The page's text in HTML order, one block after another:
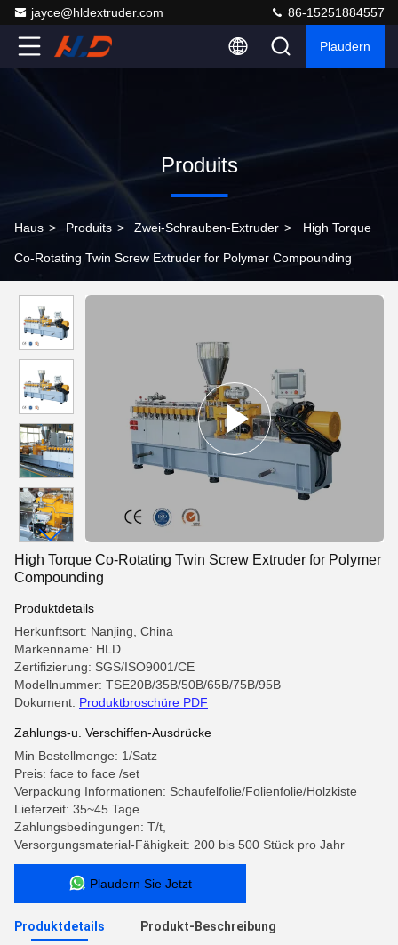
jayce@hldextruder.com 86-15251884557
Plaudern
Produits
Haus > Produits > Zwei-Schrauben-Extruder > High Torque
Co-Rotating Twin Screw Extruder for Polymer Compounding
High Torque Co-Rotating Twin Screw Extruder for Polymer
Compounding
Produktdetails
Herkunftsort: Nanjing, China
Markenname: HLD
Zertifizierung: SGS/ISO9001/CE
Modellnummer: TSE20B/35B/50B/65B/75B/95B
Dokument: Produktbroschüre PDF
Zahlungs-u. Verschiffen-Ausdrücke
Min Bestellmenge: 1/Satz
Preis: face to face /set
Verpackung Informationen: Schaufelfolie/Folienfolie/Holzkiste
Lieferzeit: 35~45 Tage
Zahlungsbedingungen: T/t,
Versorgungsmaterial-Fähigkeit: 200 bis 500 Stück pro Jahr
Plaudern Sie Jetzt
Produktdetails Produkt-Beschreibung